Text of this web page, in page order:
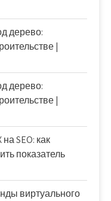
дерево:
|
дерево:
|
SEO: как
показатель
виртуального